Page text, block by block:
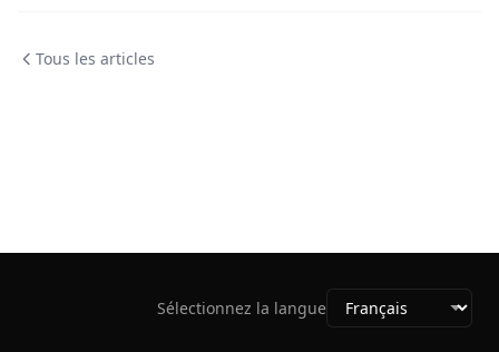
Tous les articles
Sélectionnez la langue